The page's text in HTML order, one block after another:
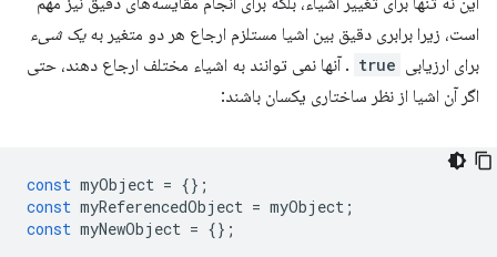
است، زیرا برابری دقیق بین اشیا مستلزم ارجاع هر دو متغیر بهیک شیء
برای ارزیابی true . آنها نمی توانند به اشیاء مختلف ارجاع دهند، حتی
اگر آن اشیا از نظر ساختاری یکسان باشند:
const myObject = {};
const myReferencedObject = myObject ;
const myNewObject = {};